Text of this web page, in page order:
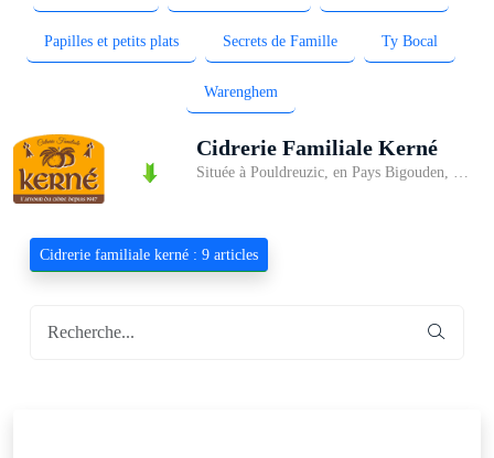
Papilles et petits plats Secrets de Famille Ty Bocal
Warenghem
Cidrerie Familiale Kerné
Située à Pouldreuzic, en Pays Bigouden, la cidrerie artisanale Kerné est la plus ancienne du Finistère. Depuis 1947, la famille Bosser produit l’un des cidres artisanaux bretons les plus réputés. Le “Kerné” se caractérise par ses arômes intenses et généreux, le Kerné “Fruité” est rond et intense, le Kerné “doux”, gourmand et délicat, accompagnera vos desserts.
Cidrerie familiale kerné : 9 articles